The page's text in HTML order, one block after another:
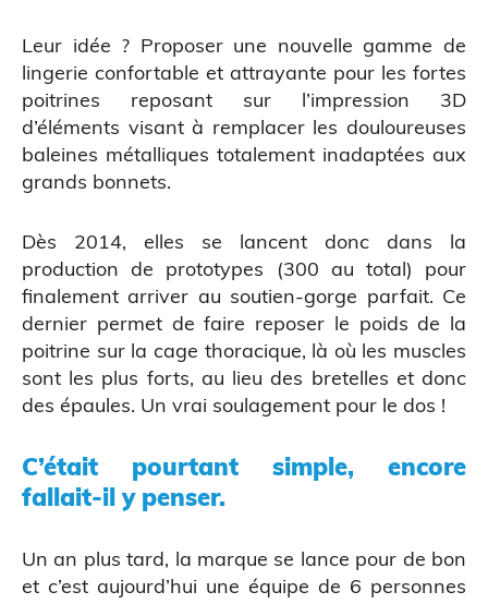
Atelier découverte
Impression 3D pour l’évènementiel
Leur idée ? Proposer une nouvelle gamme de
lingerie confortable et attrayante pour les fortes
poitrines reposant sur l’impression 3D
d’éléments visant à remplacer les douloureuses
baleines métalliques totalement inadaptées aux
grands bonnets.
Dès 2014, elles se lancent donc dans la
production de prototypes (300 au total) pour
finalement arriver au soutien-gorge parfait. Ce
dernier permet de faire reposer le poids de la
poitrine sur la cage thoracique, là où les muscles
sont les plus forts, au lieu des bretelles et donc
des épaules. Un vrai soulagement pour le dos !
C’était pourtant simple, encore
fallait-il y penser.
Un an plus tard, la marque se lance pour de bon
et c’est aujourd’hui une équipe de 6 personnes